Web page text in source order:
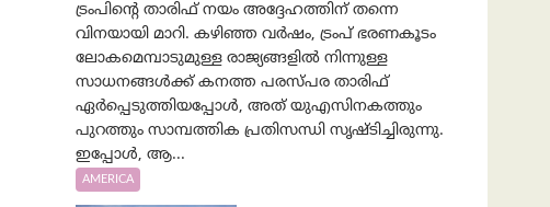
ട്രംപിന്റെ താരിഫ് നയം അദ്ദേഹത്തിന് തന്നെ
വിനയായി മാറി. കഴിഞ്ഞ വർഷം, ട്രംപ് ഭരണകൂടം
ലോകമെമ്പാടുമുള്ള രാജ്യങ്ങളിൽ നിന്നുള്ള
സാധനങ്ങൾക്ക് കനത്ത പരസ്പര താരിഫ്
ഏർപ്പെടുത്തിയപ്പോൾ, അത് യുഎസിനകത്തും
പുറത്തും സാമ്പത്തിക പ്രതിസന്ധി സൃഷ്ടിച്ചിരുന്നു.
ഇപ്പോൾ, ആ...
AMERICA